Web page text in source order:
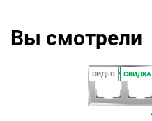
Вы смотрели
ВИДЕО СКИДКА